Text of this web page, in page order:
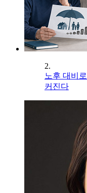
2.
노후 대비
커진다